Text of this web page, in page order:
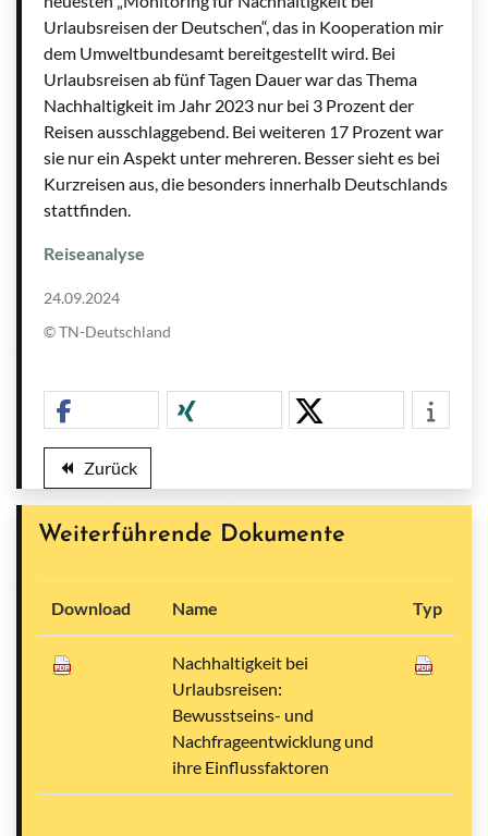
Urlaubsreisen der Deutschen“, das in Kooperation mir
dem Umweltbundesamt bereitgestellt wird. Bei
Urlaubsreisen ab fünf Tagen Dauer war das Thema
Nachhaltigkeit im Jahr 2023 nur bei 3 Prozent der
Reisen ausschlaggebend. Bei weiteren 17 Prozent war
sie nur ein Aspekt unter mehreren. Besser sieht es bei
Kurzreisen aus, die besonders innerhalb Deutschlands
stattfinden.
Reiseanalyse
24.09.2024
© TN-Deutschland
backward Zurück
Weiterführende Dokumente
Download Name Typ
Nachhaltigkeit bei
Urlaubsreisen:
Bewusstseins- und
Nachfrageentwicklung und
ihre Einflussfaktoren